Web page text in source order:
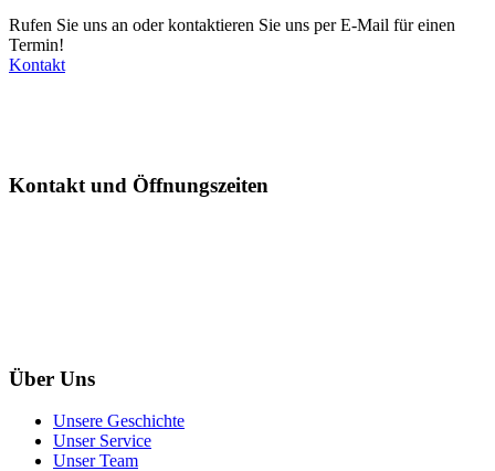
Rufen Sie uns an oder kontaktieren Sie uns per E-Mail für einen
Termin!
Kontakt
Kontakt und Öffnungszeiten
Über Uns
Unsere Geschichte
Unser Service
Unser Team